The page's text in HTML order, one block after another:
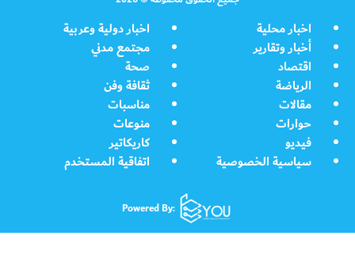
اخبار محلية
اخبار دولية وعربية
أخبار وتقارير
مجتمع مدني
اقتصاد
صحة
الرياضة
ثقافة وفن
مقالات
مناسبات
حوارات
منوعات
فيديو
كاريكاتير
سياسية الخصوصية
اتفاقية المستخدم
Powered By: